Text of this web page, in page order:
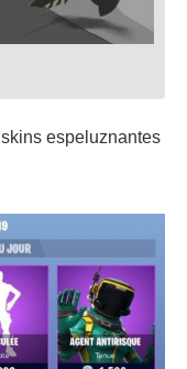
espeluznantes